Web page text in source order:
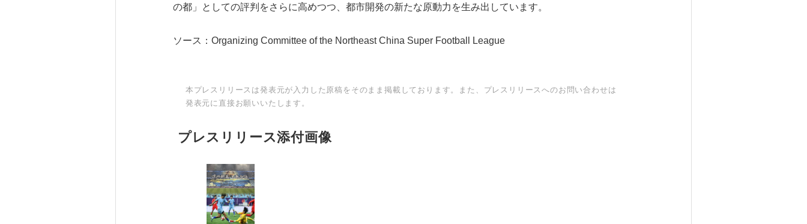
の都」としての評判をさらに高めつつ、都市開発の新たな原動力を生み出しています。
ソース：Organizing Committee of the Northeast China Super Football League
本プレスリリースは発表元が入力した原稿をそのまま掲載しております。また、プレスリリースへのお問い合わせは
発表元に直接お願いいたします。
プレスリリース添付画像
English